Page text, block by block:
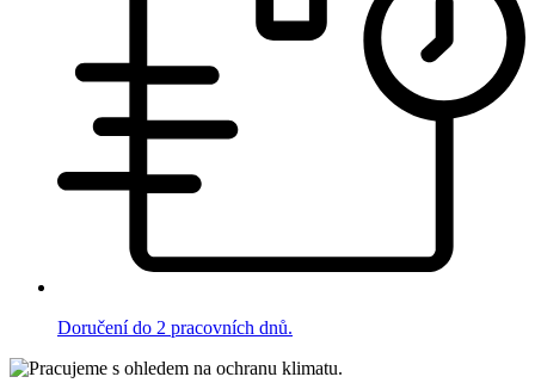
Doručení do 2 pracovních dnů.